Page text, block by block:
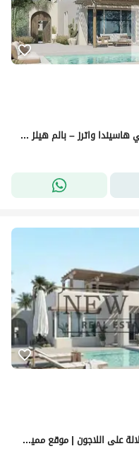
شاليه للبيع ( بدون اوفر ) لسرعة التنفيذ في هاسيندا واترز – بالم هيلز – الساحل ( رأس الحكمة )
شاليه للبيع في Hacienda Waters | إطلالة على اللاجون | موقع مميز جدًا | تشطيب كامل | استلام 2029